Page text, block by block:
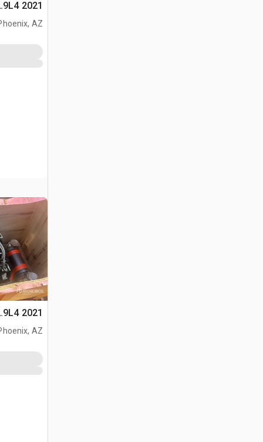
2021 Deutz TD2.9L4 محرك
AZ
2021 Deutz TD2.9L4 محرك
AZ